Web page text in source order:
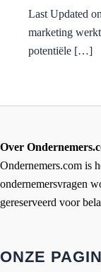
Last Updated
marketing
potentiële […]
Over
Ondernemers.com is
ondernemersvragen
gereserveerd voor
ONZE